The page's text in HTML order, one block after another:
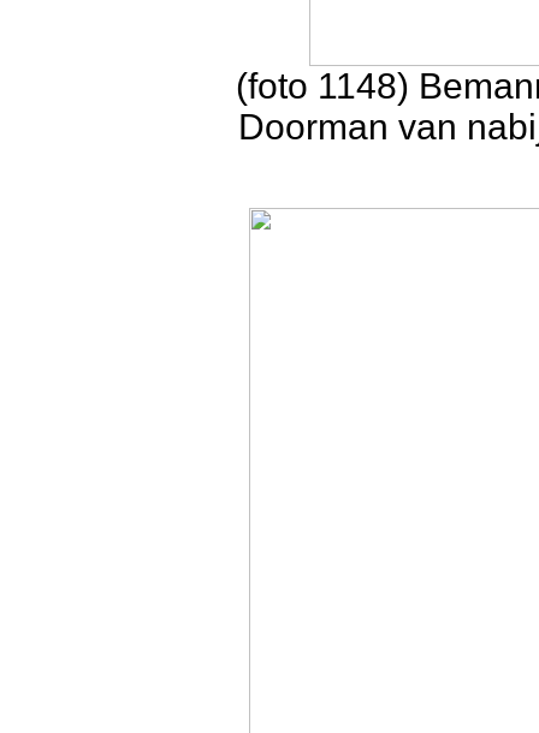
(foto 1148)
Doorman van